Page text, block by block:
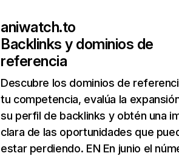
aniwatch.to
Backlinks y dominios de
referencia
Descubre los dominios de
tu competencia, evalúa la
su perfil de backlinks y obtén una
clara de las oportunidades que
estar perdiendo. EN En junio el